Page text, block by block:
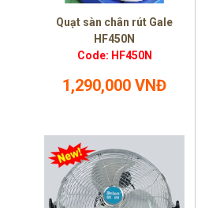
Quạt sàn chân rút Gale
HF450N
Code: HF450N
1,290,000 VNĐ